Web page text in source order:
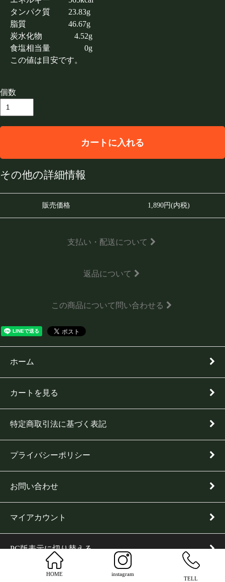
タンパク質 23.83g
脂質 46.67g
炭水化物 4.52g
食塩相当量 0g
この値は目安です。
個数
カートに入れる
その他の詳細情報
販売価格 1,890円(内税)
支払い・配送について
返品について
この商品について問い合わせる
ホーム
カートを見る
特定商取引法に基づく表記
プライバシーポリシー
お問い合わせ
マイアカウント
PC版表示に切り替える
HOME instagram
TELL